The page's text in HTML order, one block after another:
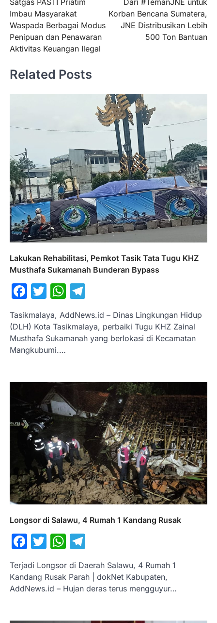
pos
Satgas PASTI Priatim
Imbau Masyarakat
Waspada Berbagai Modus
Penipuan dan Penawaran
Aktivitas Keuangan Ilegal
Dari #TemanJNE untuk
Korban Bencana Sumatera,
JNE Distribusikan Lebih
500 Ton Bantuan
Related Posts
Lakukan Rehabilitasi, Pemkot Tasik Tata Tugu KHZ
Musthafa Sukamanah Bunderan Bypass
Facebook
TwitterWhatsApp
Tasikmalaya, AddNews.id – Dinas Lingkungan Hidup
(DLH) Kota Tasikmalaya, perbaiki Tugu KHZ Zainal
Musthafa Sukamanah yang berlokasi di Kecamatan
Mangkubumi.…
Longsor di Salawu, 4 Rumah 1 Kandang Rusak
Facebook
TwitterWhatsApp
Terjadi Longsor di Daerah Salawu, 4 Rumah 1
Kandang Rusak Parah | dokNet Kabupaten,
AddNews.id – Hujan deras terus mengguyur…